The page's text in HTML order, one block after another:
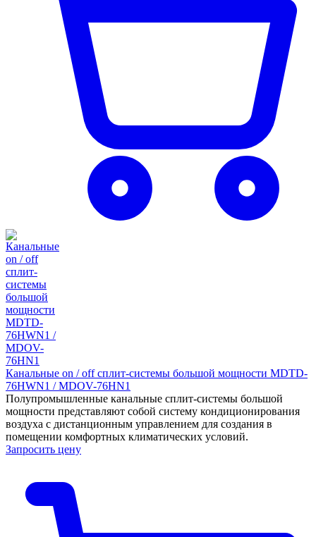
Канальные on / off сплит-системы большой мощности MDTD-
76HWN1 / MDOV-76HN1
Полупромышленные канальные сплит-системы большой
мощности представляют собой систему кондиционирования
воздуха с дистанционным управлением для создания в
помещении комфортных климатических условий.
Запросить цену